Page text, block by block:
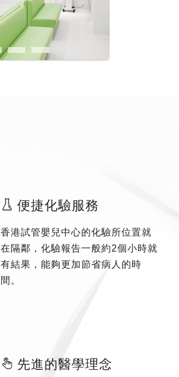
便捷化驗服務
香港試管嬰兒中心的化驗所位置就
在隔鄰，化驗報告一般約2個小時就
有結果，能夠更加節省病人的時
間。
先進的醫學理念